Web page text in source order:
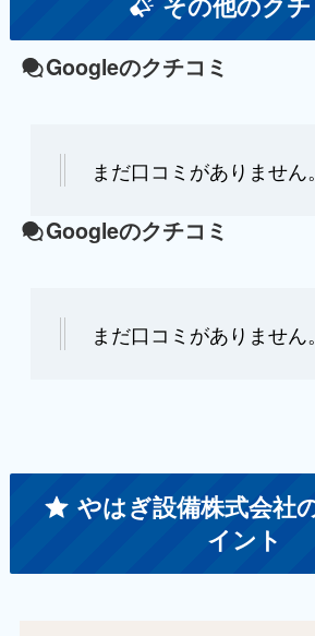
Googleのクチコミ
まだ口コミがありません。
Googleのクチコミ
まだ口コミがありません。
やはぎ設備株式会社
イント